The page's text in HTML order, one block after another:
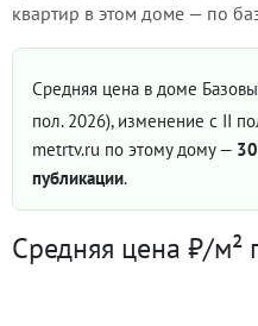
квартир в этом доме — по
Средняя цена в доме
пол. 2026), изменение с II
metrtv.ru по этому дому —
публикации.
Средняя цена ₽/м²